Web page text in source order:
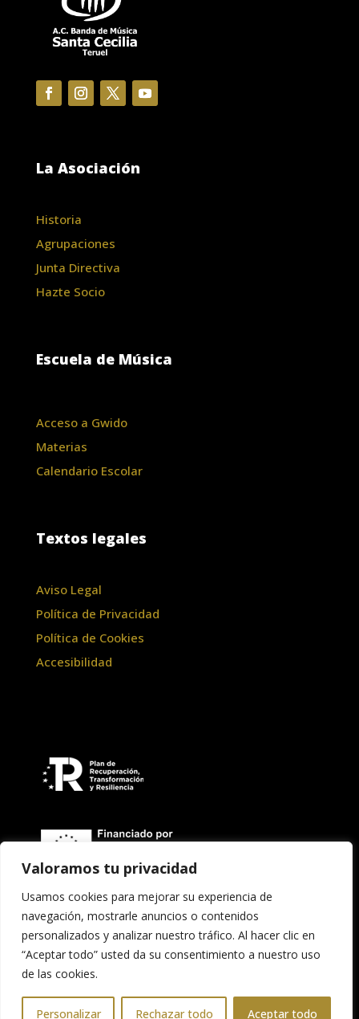
Valoramos tu privacidad
Usamos cookies para mejorar su experiencia de
navegación, mostrarle anuncios o contenidos
personalizados y analizar nuestro tráfico. Al hacer clic en
“Aceptar todo” usted da su consentimiento a nuestro uso
de las cookies.
Personalizar Rechazar todo Aceptar todo
La Asociación
Historia
Agrupaciones
Junta Directiva
Hazte Socio
Escuela de Música
Acceso a Gwido
Materias
Calendario Escolar
Textos legales
Aviso Legal
Política de Privacidad
Política de Cookies
Accesibilidad
Copyright © 2026 Asociación Banda de Música
"Santa Cecilia" de Teruel